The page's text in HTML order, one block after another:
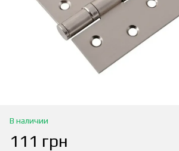
В наличии
111 грн